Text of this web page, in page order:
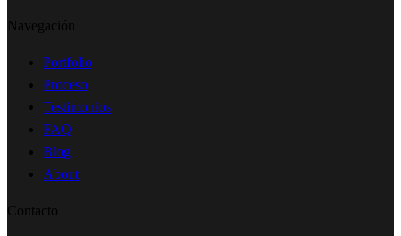
Navegación
Portfolio
Proceso
Testimonios
FAQ
Blog
About
Contacto